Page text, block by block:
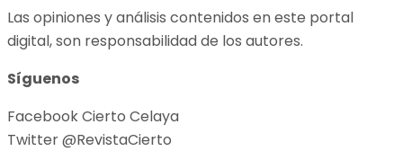
Las opiniones y análisis contenidos en este portal
digital, son responsabilidad de los autores.
Síguenos
Facebook Cierto Celaya
Twitter @RevistaCierto